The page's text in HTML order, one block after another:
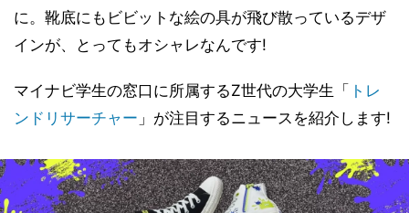
に。靴底にもビビットな絵の具が飛び散っているデザ
インが、とってもオシャレなんです!
マイナビ学生の窓口に所属するZ世代の大学生「 トレ
ンドリサーチャー 」が注目するニュースを紹介します!